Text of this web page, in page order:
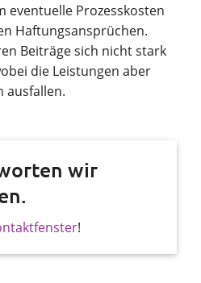
eventuelle Prozesskosten
Haftungsansprüchen.
Beiträge sich nicht stark
die Leistungen aber
ausfallen.
wir
!